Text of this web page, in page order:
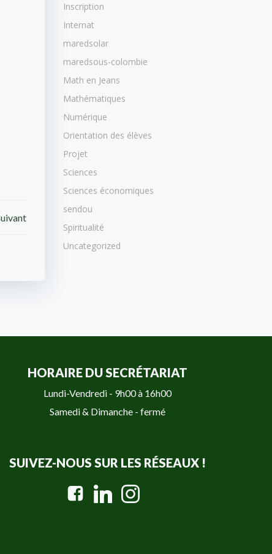
Inscription
Internat
maredsolar
maredsous-colombie
Math en Jeans
Mathématiques
Numérique
Orientation des élèves
Projet
Sciences
Sciences économiques
sendou
Spiritualité
Uncategorized
HORAIRE DU SECRÉTARIAT
Lundi-Vendredi - 9h00 à 16h00
Samedi & Dimanche - fermé
SUIVEZ-NOUS SUR LES RÉSEAUX !